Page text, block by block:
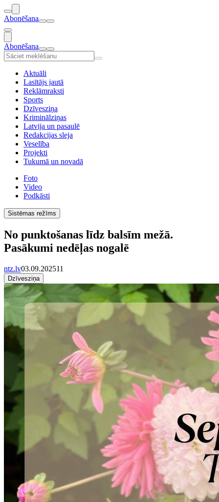
Abonēšana
Abonēšana
Aktuāli
Lasītājs jautā
Reklāmraksti
Sports
Dzīvesziņa
Kriminālziņas
Latvija un pasaulē
Redakcijas sleja
Veselība
Projekti
Tukumā un novadā
Foto
Video
Podkāsti
Sistēmas režīms
No punktošanas līdz balsīm mežā.
Pasākumi nedēļas nogalē
ntz.lv03.09.202511
Dzīvesziņa